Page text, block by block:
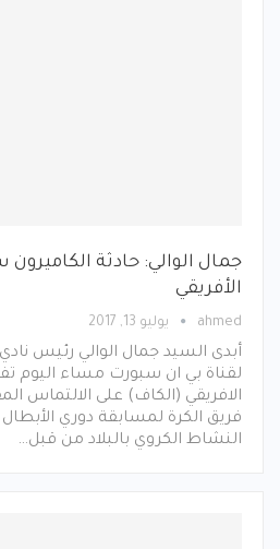
جمال الوالي: حادثة
الأفريقي
ahmed يوليو 13, 2017
أبدى السيد جمال الوالي رئيس
لقناة بي ان سبورت مساء اليوم
الافريقي (الكاف) على الالتماس
فريق الكرة لمسابقة دوري
النشاط الكروي بالبلاد من قبل…